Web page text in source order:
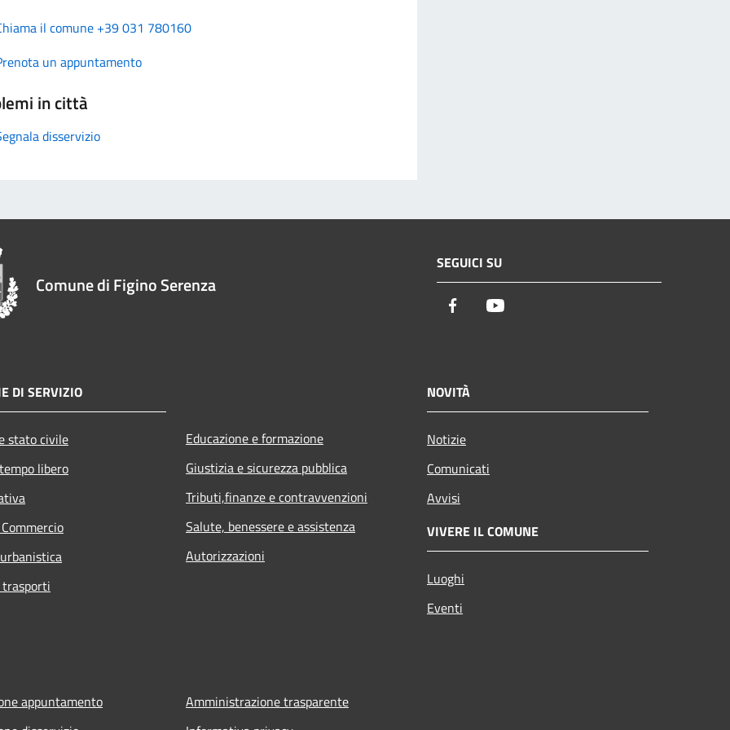
il comune +39 031 780160
un appuntamento
in città
disservizio
Comune di Figino Serenza
SEGUICI SU
Facebook
DI SERVIZIO
stato civile
libero
Educazione e formazione
Giustizia e sicurezza pubblica
Tributi,finanze e contravvenzioni
Salute, benessere e assistenza
Autorizzazioni
NOVITÀ
Notizie
Comunicati
Avvisi
VIVERE IL COMUNE
Luoghi
Eventi
appuntamento
Amministrazione trasparente